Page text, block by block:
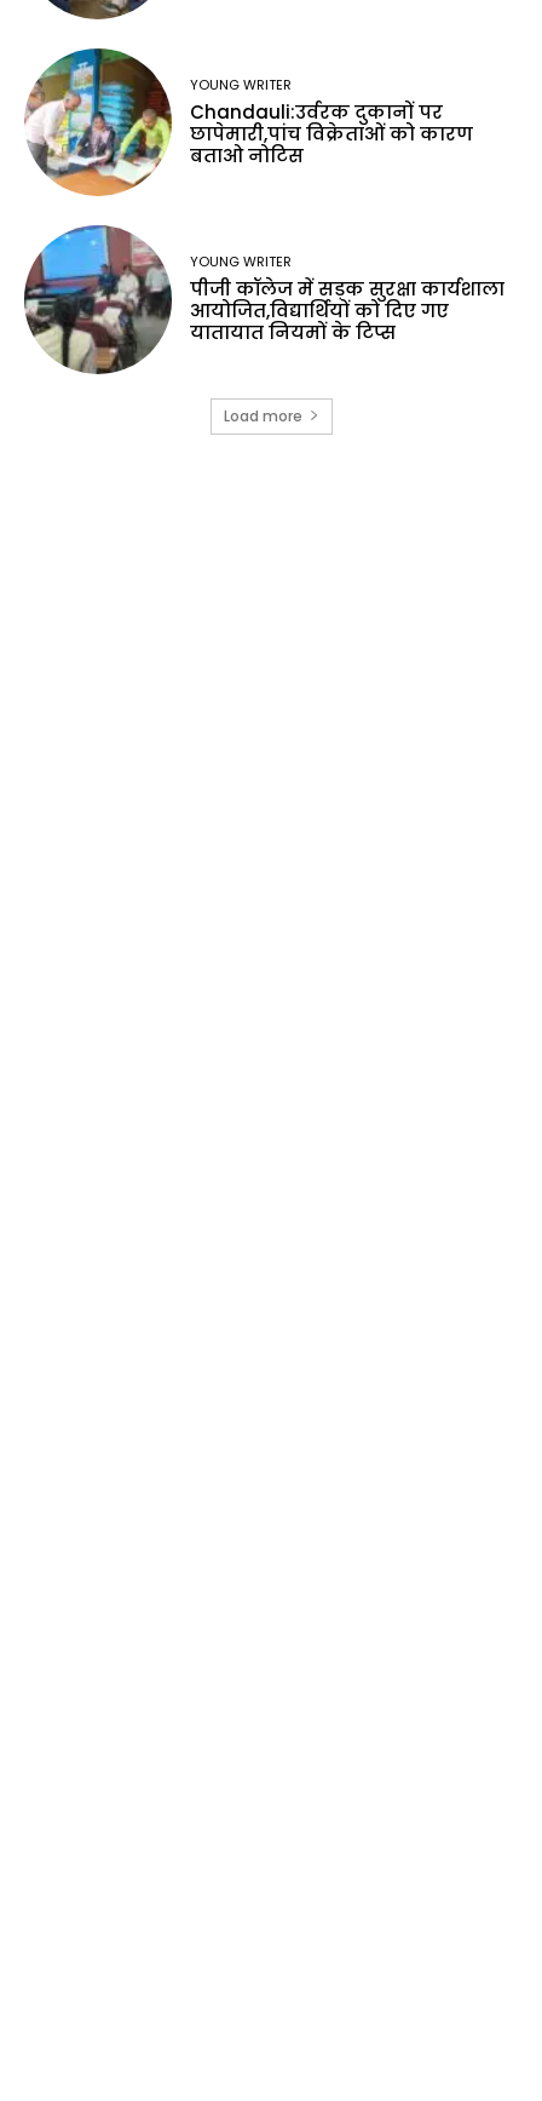
YOUNG WRITER
Chandauli:उर्वरक दुकानों पर
छापेमारी,पांच विक्रेताओं को कारण
बताओ नोटिस
YOUNG WRITER
पीजी कॉलेज में सड़क सुरक्षा कार्यशाला
आयोजित,विद्यार्थियों को दिए गए
यातायात नियमों के टिप्स
Load more